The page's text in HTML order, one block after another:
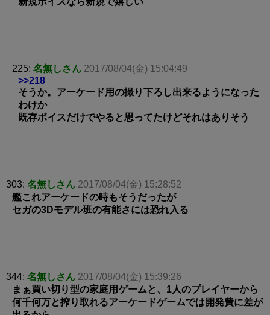
225: 名無しさん 2017/08/04(金) 15:04:49
>>218
そうか。アーケード用の撮り下ろし出来るようになった
わけか
既存ボイスだけでやると思ってたけどそれはありそう
303: 名無しさん 2017/08/04(金) 15:28:52
艦これアーケードの時もそうだったが
セガの3Dモデル班の有能さには恐れ入る
344: 名無しさん 2017/08/04(金) 15:39:26
まぁ買い切り型の家庭用ゲームと、1人のプレイヤーから
何千何万と搾り取れるアーケードゲームでは開発費に差が